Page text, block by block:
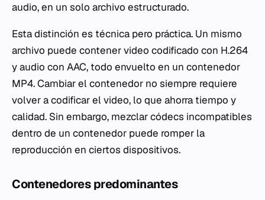
audio, en un solo archivo estructurado.
Esta distinción es técnica pero práctica. Un mismo
archivo puede contener video codificado con H.264
y audio con AAC, todo envuelto en un contenedor
MP4. Cambiar el contenedor no siempre requiere
volver a codificar el video, lo que ahorra tiempo y
calidad. Sin embargo, mezclar códecs incompatibles
dentro de un contenedor puede romper la
reproducción en ciertos dispositivos.
Contenedores predominantes